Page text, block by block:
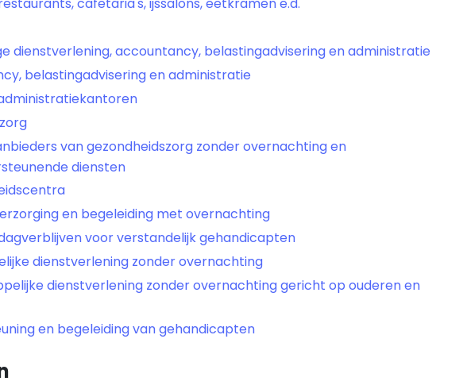
dienstverlening, accountancy, belastingadvisering en administratie
belastingadvisering en administratie
van gezondheidszorg zonder overnachting en
diensten
en begeleiding met overnachting
voor verstandelijk gehandicapten
dienstverlening zonder overnachting
dienstverlening zonder overnachting gericht op ouderen en
en begeleiding van gehandicapten